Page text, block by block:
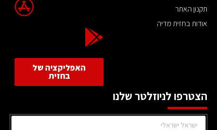
תקנון האתר
אודות בחזית מדיה
האפליקציה של
בחזית
הצטרפו לניוזלטר שלנו